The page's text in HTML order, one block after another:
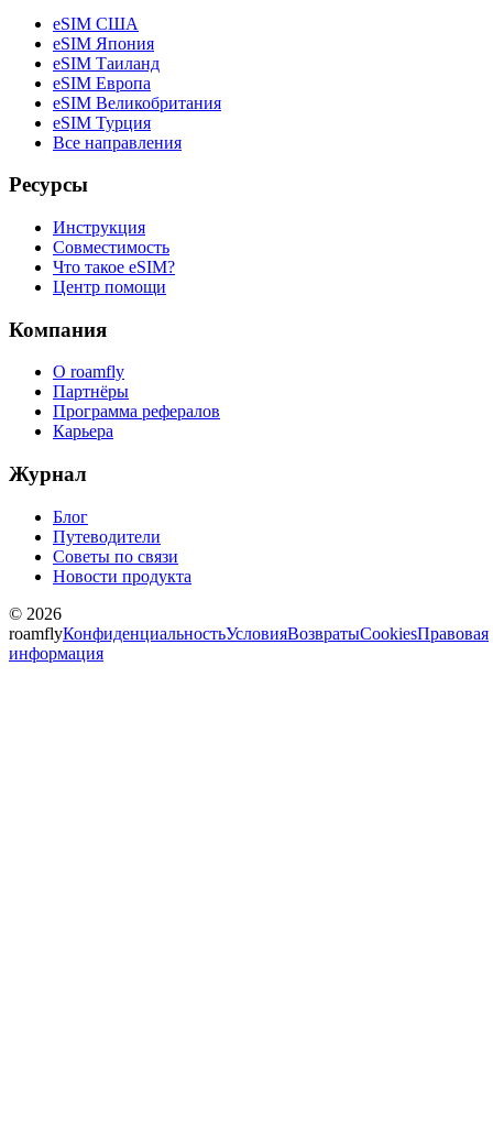
eSIM США
eSIM Япония
eSIM Таиланд
eSIM Европа
eSIM Великобритания
eSIM Турция
Все направления
Ресурсы
Инструкция
Совместимость
Что такое eSIM?
Центр помощи
Компания
О roamfly
Партнёры
Программа рефералов
Карьера
Журнал
Блог
Путеводители
Советы по связи
Новости продукта
© 2026
roamflyКонфиденциальностьУсловияВозвратыCookiesПравовая
информация